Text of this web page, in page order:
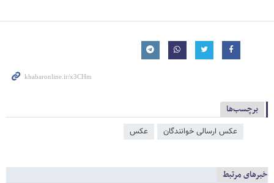
برچسب‌ها
عکس ارسالی خوانندگان عکس
خبرهای مرتبط